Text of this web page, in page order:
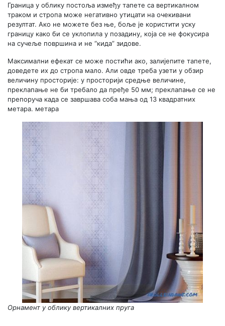
Граница у облику постоља између тапете са вертикалном
траком и стропа може негативно утицати на очекивани
резултат. Ако не можете без ње, боље је користити уску
границу како би се уклопила у позадину, која се не фокусира
на сучеље површина и не “кида” зидове.
Максимални ефекат се може постићи ако, залијепите тапете,
доведете их до стропа мало. Али овде треба узети у обзир
величину просторије: у просторији средње величине,
преклапање не би требало да пређе 50 мм; преклапање се не
препоруча када се завршава соба мања од 13 квадратних
метара. метара
Орнамент у облику вертикалних пруга